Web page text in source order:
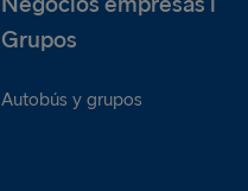
Grupos
Autobús y grupos